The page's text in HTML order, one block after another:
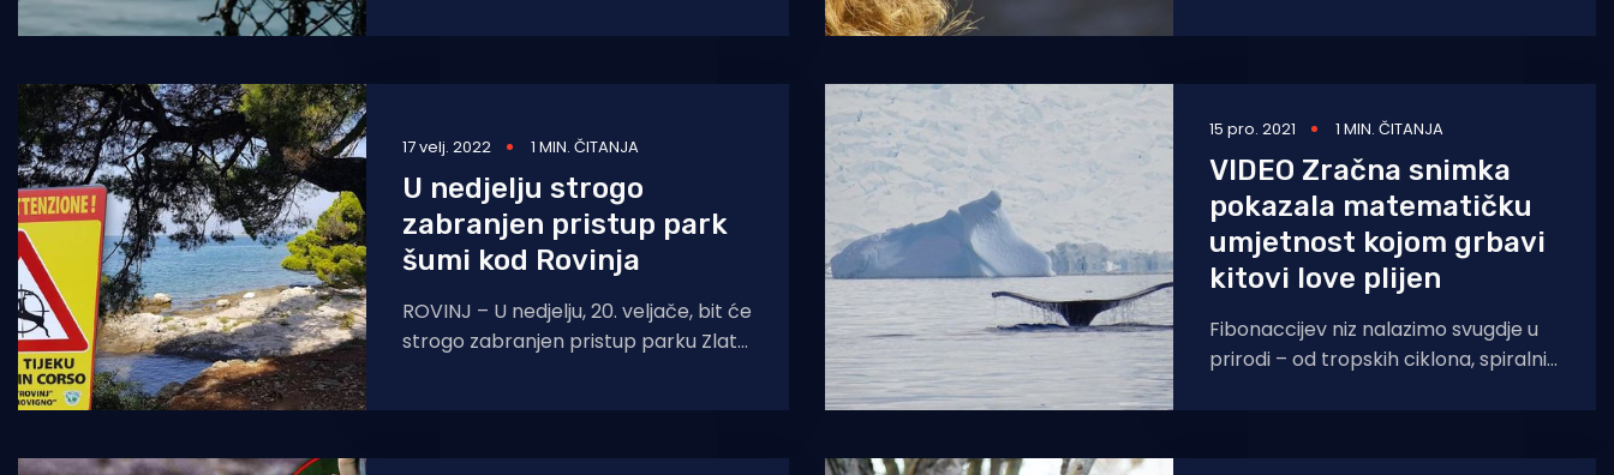
pomogli u zaštiti ribljeg fonda
Rovinj-Rovigno održan skupni lov na
17 velj. 2022 1 MIN. ČITANJA
U nedjelju strogo
zabranjen pristup park
šumi kod Rovinja
ROVINJ – U nedjelju, 20. veljače, bit će
strogo zabranjen pristup parku Zlatni
15 pro. 2021 1 MIN. ČITANJA
VIDEO Zračna snimka
pokazala matematičku
umjetnost kojom grbavi
kitovi love plijen
Fibonaccijev niz nalazimo svugdje u
prirodi – od tropskih ciklona, spiralnih
paukovih mreža. Ono je slijed